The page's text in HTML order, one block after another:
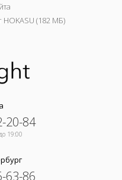
HOKASU (182 МБ)
20-84
19:00
63-86